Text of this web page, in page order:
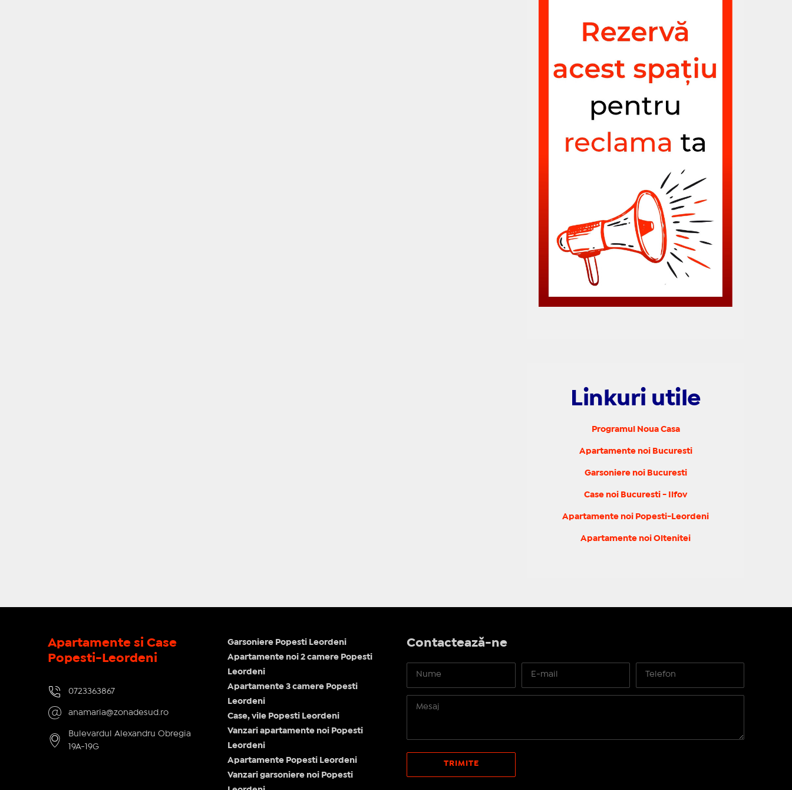
Linkuri utile
Programul Noua Casa
Apartamente noi Bucuresti
Garsoniere noi Bucuresti
Case noi Bucuresti - Ilfov
Apartamente noi Popesti-Leordeni
Apartamente noi Oltenitei
Apartamente si Case
Popesti-Leordeni
0723363867
anamaria@zonadesud.ro
Bulevardul Alexandru Obregia
19A-19G
Garsoniere Popesti Leordeni
Apartamente noi 2 camere Popesti
Leordeni
Apartamente 3 camere Popesti
Leordeni
Case, vile Popesti Leordeni
Vanzari apartamente noi Popesti
Leordeni
Apartamente Popesti Leordeni
Vanzari garsoniere noi Popesti
Contactează-ne